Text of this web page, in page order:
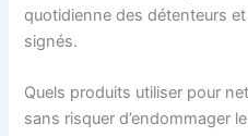
quotidienne des détenteurs
signés.
Quels produits utiliser pour
sans risquer d’endommager